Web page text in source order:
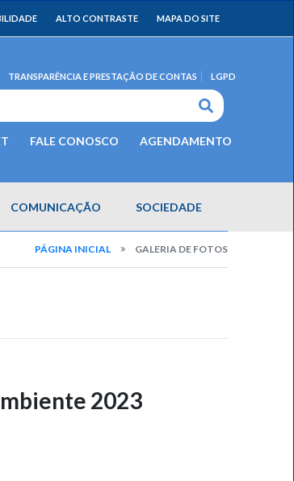
ALTO CONTRASTE MAPA DO SITE
TRANSPARÊNCIA E PRESTAÇÃO DE CONTAS LGPD
FALE CONOSCO AGENDAMENTO
COMUNICAÇÃO SOCIEDADE
PÁGINA INICIAL GALERIA DE FOTOS
2023